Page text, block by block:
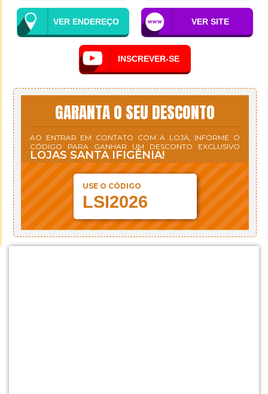
VER ENDEREÇO VER SITE
INSCREVER-SE
GARANTA O SEU DESCONTO
AO ENTRAR EM CONTATO COM A LOJA, INFORME O
CÓDIGO PARA GANHAR UM DESCONTO EXCLUSIVO
LOJAS SANTA IFIGÊNIA!
USE O CÓDIGO
LSI2026